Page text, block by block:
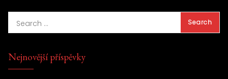
Nejnovější příspěvky